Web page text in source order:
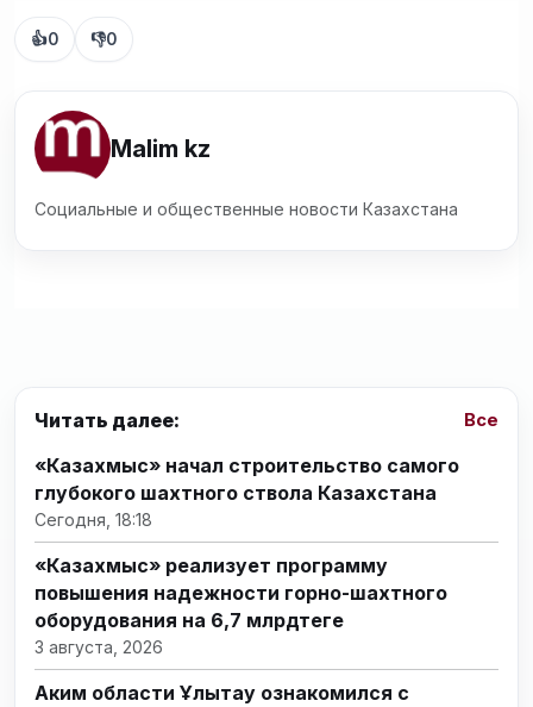
👍0 👎0
Malim kz
Социальные и общественные новости Казахстана
Читать далее: Все
«Казахмыс» начал строительство самого
глубокого шахтного ствола Казахстана
Сегодня, 18:18
«Казахмыс» реализует программу
повышения надежности горно-шахтного
оборудования на 6,7 млрдтеңге
3 августа, 2026
Аким области Ұлытау ознакомился с